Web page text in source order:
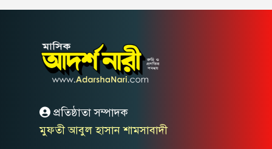
প্রতিষ্ঠাতা সম্পাদক
মুফতী আবুল হাসান শামসাবাদী